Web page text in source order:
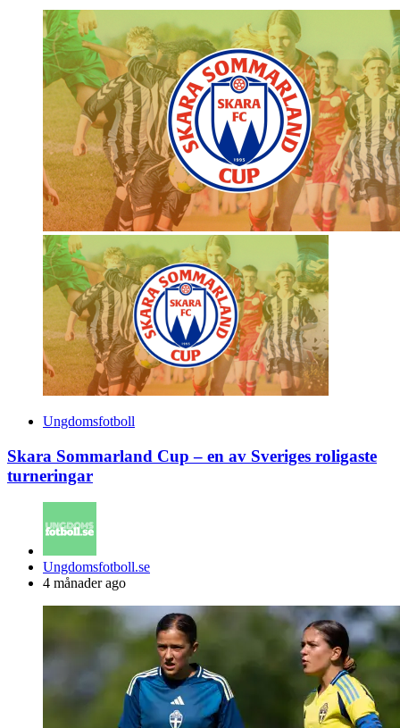
Ungdomsfotboll
Skara Sommarland Cup – en av Sveriges roligaste
turneringar
Posted
by
Ungdomsfotboll.se
4 månader ago